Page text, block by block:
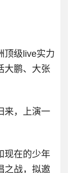
顶级live实力
大鹏、大张
来，上演一
现在的少年
之战，拟邀